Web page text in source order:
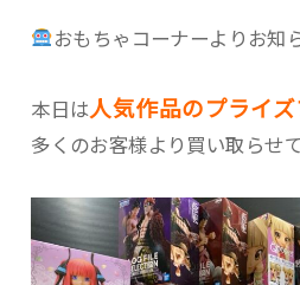
おもちゃコーナーよりお知
本日は人気作品のプライ
多くのお客様より買い取らせ